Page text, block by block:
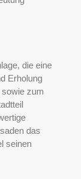
die eine
Erholung
sowie zum
das
seinen